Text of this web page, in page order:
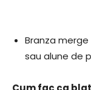
Branza
sau alune de